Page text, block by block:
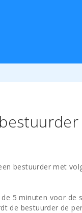
bestuurder met
5 minuten voor de
de bestuurder de